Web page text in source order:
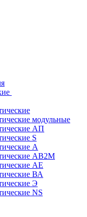
модульные
АП
S
А
АВ2М
АЕ
ВА
Э
NS